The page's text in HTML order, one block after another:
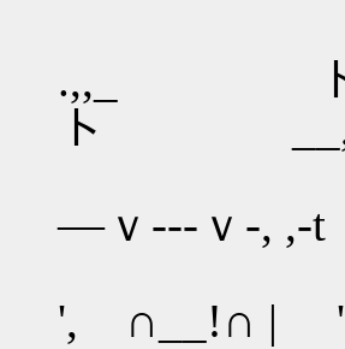
ヽ ヽ
.,,_ ド
ト __,,.
ヽ∠ ﾍ
―ｖ---ｖ-,
ヽ.
', ∩__!∩ |